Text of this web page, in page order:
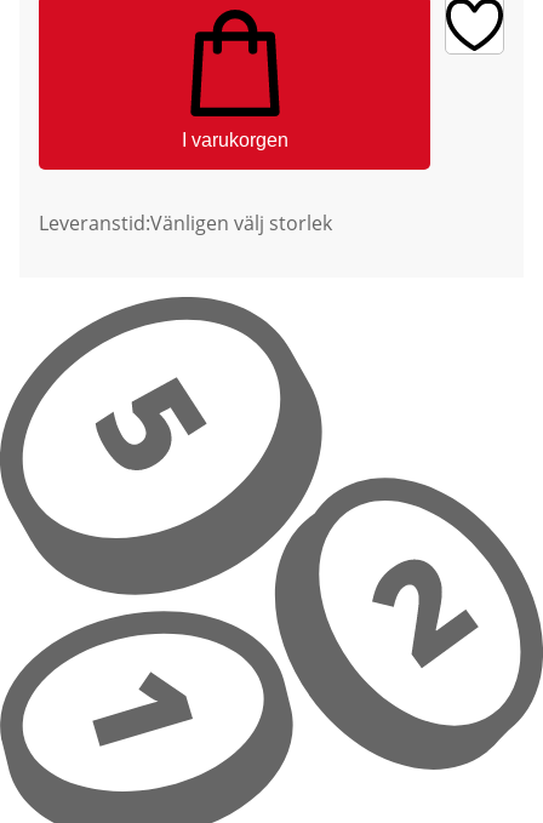
I varukorgen
Leveranstid:Vänligen välj storlek